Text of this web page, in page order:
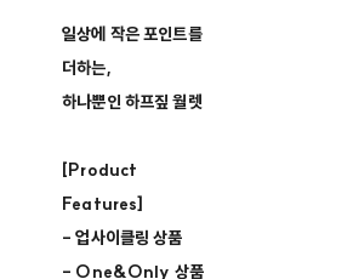
일상에 작은 포인트를
더하는,
하나뿐인 하프짚 월렛
[Product
Features]
- 업사이클링 상품 ​
- One&Only 상품 ​